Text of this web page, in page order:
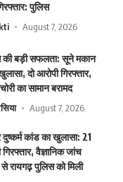
पुलिस
August 7, 2026
बड़ी सफलता: सूने मकान
दो आरोपी गिरफ्तार,
का सामान बरामद
August 7, 2026
कांड का खुलासा: 21
वैज्ञानिक जांच
रायगढ़ पुलिस को मिली